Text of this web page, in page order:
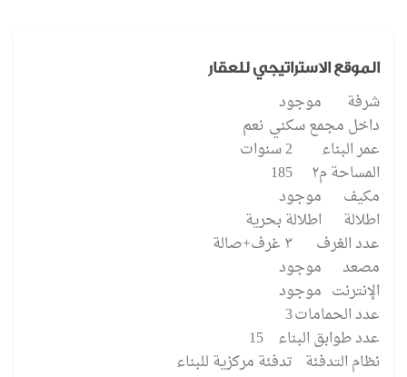
الموقع الاستراتيجي للعقار
شرفة
موجود
داخل مجمع سكني نعم
عمر البناء
2 سنوات
المساحة م٢
185
مكيف
موجود
اطلالة
اطلالة بحرية
عدد الغرف
٣ غرف+صالة
مصعد
موجود
الإنترنت موجود
عدد الحمامات3
عدد طوابق البناء 15
نظام التدفئة تدفئة مركزية للبناء